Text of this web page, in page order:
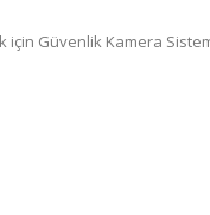
için Güvenlik Kamera